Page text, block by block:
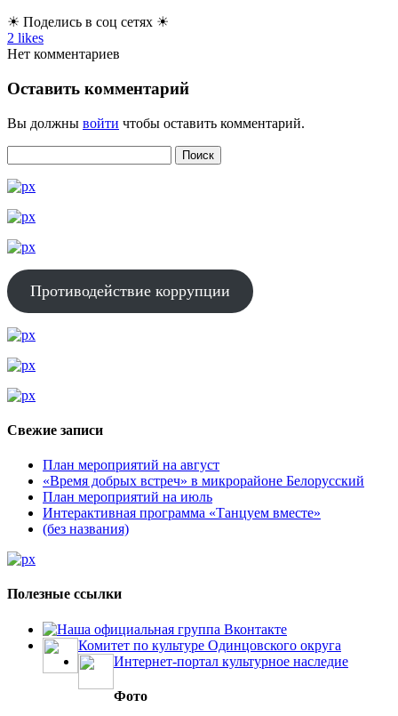
☀ Поделись в соц сетях ☀
2 likes
Нет комментариев
Оставить комментарий
Вы должны войти чтобы оставить комментарий.
Противодействие коррупции
Свежие записи
План мероприятий на август
«Время добрых встреч» в микрорайоне Белорусский
План мероприятий на июль
Интерактивная программа «Танцуем вместе»
(без названия)
Полезные ссылки
Наша официальная группа Вконтакте
Комитет по культуре Одинцовского округа
Интернет-портал культурное наследие
Фото